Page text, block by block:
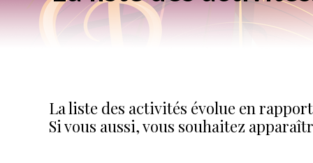
La liste des activités évolue en
Si vous aussi, vous souhaitez